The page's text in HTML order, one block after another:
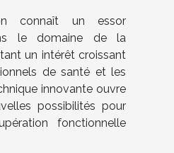
connaît un essor
le domaine de la
un intérêt croissant
de santé et les
innovante ouvre
possibilités pour
fonctionnelle